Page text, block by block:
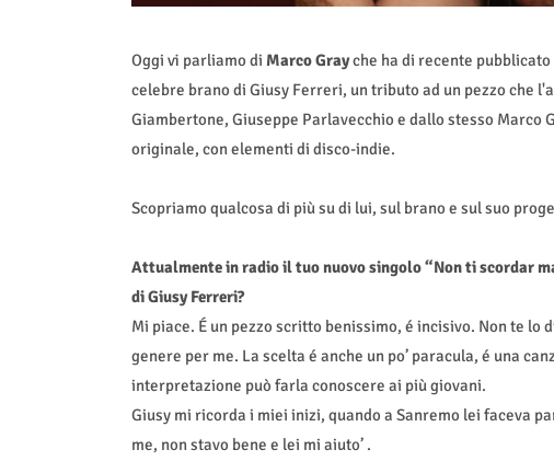
Oggi vi parliamo di Marco Grayche ha di recente pubblicato
celebre brano di Giusy Ferreri, un tributo ad un pezzo che
Giambertone, Giuseppe Parlavecchio e dallo stesso
originale, con elementi di disco-indie.
Scopriamo qualcosa di più su di lui, sul brano e sul suo
Attualmente in radio il tuo nuovo singolo “Non ti scordar
di Giusy Ferreri?
Mi piace. É un pezzo scritto benissimo, é incisivo. Non te
genere per me. La scelta é anche un po’ paracula, é una
interpretazione può farla conoscere ai più giovani.
Giusy mi ricorda i miei inizi, quando a Sanremo lei faceva
me, non stavo bene e lei mi aiuto’ .